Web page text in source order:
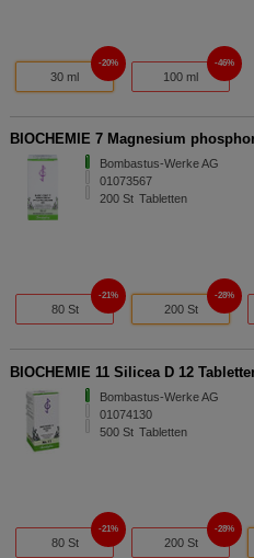
30 ml
20%
100 ml
46%
BIOCHEMIE 7 Magnesium
Bombastus-Werke AG
01073567
200 St Tabletten
80 St
21%
200 St
28%
BIOCHEMIE 11 Silicea D 12
Bombastus-Werke AG
01074130
500 St Tabletten
80 St
21%
200 St
28%